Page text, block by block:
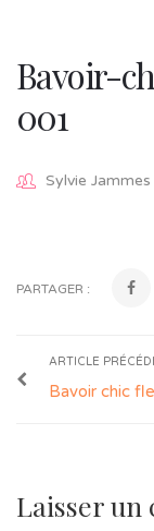
Bavoir-
001
Sylvie Jammes
PARTAGER :
ARTICLE
Bavoir chic
Laisser